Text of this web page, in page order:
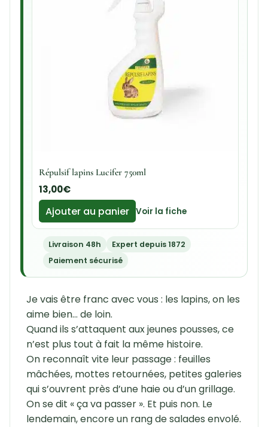
Répulsif lapins Lucifer 750ml
13,00€
Ajouter au panier Voir la fiche
Livraison 48h
Expert depuis 1872
Paiement sécurisé
Je vais être franc avec vous : les lapins, on les
aime bien… de loin.
Quand ils s’attaquent aux jeunes pousses, ce
n’est plus tout à fait la même histoire.
On reconnaît vite leur passage : feuilles
mâchées, mottes retournées, petites galeries
qui s’ouvrent près d’une haie ou d’un grillage.
On se dit « ça va passer ». Et puis non. Le
lendemain, encore un rang de salades envolé.